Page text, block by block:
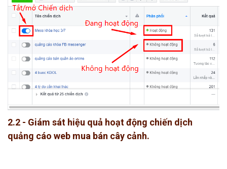
2.2 - Giám sát hiệu quả hoạt động chiến dịch
quảng cáo web mua bán cây cảnh.